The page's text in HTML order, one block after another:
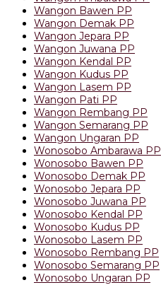
Wangon Bawen PP
Wangon Demak PP
Wangon Jepara PP
Wangon Juwana PP
Wangon Kendal PP
Wangon Kudus PP
Wangon Lasem PP
Wangon Pati PP
Wangon Rembang PP
Wangon Semarang PP
Wangon Ungaran PP
Wonosobo Ambarawa PP
Wonosobo Bawen PP
Wonosobo Demak PP
Wonosobo Jepara PP
Wonosobo Juwana PP
Wonosobo Kendal PP
Wonosobo Kudus PP
Wonosobo Lasem PP
Wonosobo Rembang PP
Wonosobo Semarang PP
Wonosobo Ungaran PP